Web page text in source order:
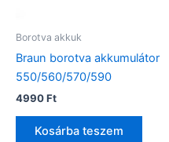
Borotva akkuk
Braun borotva akkumulátor
550/560/570/590
4990Ft
Kosárba teszem